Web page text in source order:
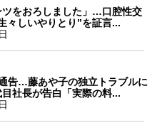
ツをおろしました」…口腔性交
々しいやりとり”を証言...
告…藤あや子の独立トラブルに
社長が告白「実際の料...